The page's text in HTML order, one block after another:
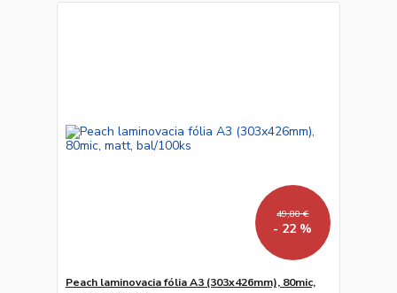
49,80 €
- 22 %
Peach laminovacia fólia A3 (303x426mm), 80mic,